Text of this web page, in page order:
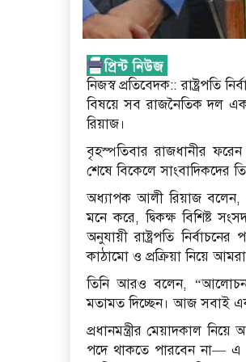
নিজস্ব প্রতিবেদক:: রাষ্ট্রপতি
বিষয়ে সব রাজনৈতিক দল
রিয়াজ।
বৃহস্পতিবার রাজধানীর
শেষে বিকেলে সাংবাদিকদের
অধ্যাপক আলী রিয়াজ বলেন,
মনে করে, দ্বিকক্ষ বিশিষ্ট
অনুযায়ী রাষ্ট্রপতি
কাঠামো ও প্রক্রিয়া নিয়ে
তিনি আরও বলেন,
মতামত দিচ্ছেন। আজ সবাই
প্রধানমন্ত্রীর মেয়াদকাল
পদে থাকতে পারবেন না— এ